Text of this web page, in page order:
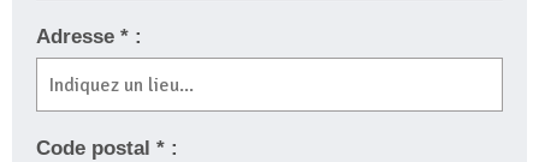
Adresse * :
Code postal * :